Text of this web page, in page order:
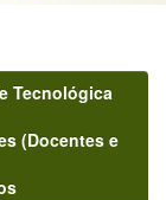
Tecnológica
(Docentes e